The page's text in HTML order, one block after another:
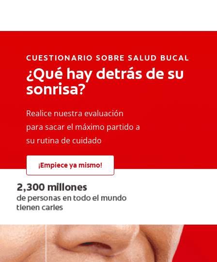
CUESTIONARIO SOBRE SALUD BUCAL
¿Qué hay detrás de su
sonrisa?
Realice nuestra evaluación
para sacar el máximo partido a
su rutina de cuidado
¡Empiece ya mismo!